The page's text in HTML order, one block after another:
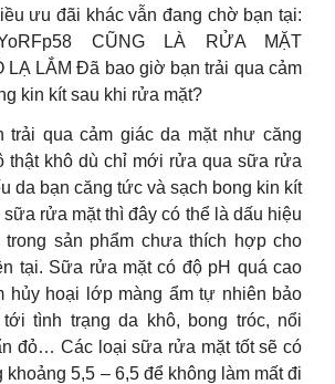
ưu đãi khác vẫn đang chờ bạn tại:
CŨNG LÀ RỬA MẶT
LẠ LẮM Đã bao giờ bạn trải qua cảm
kin kít sau khi rửa mặt?
qua cảm giác da mặt như căng
thật khô dù chỉ mới rửa qua sữa rửa
da bạn căng tức và sạch bong kin kít
rửa mặt thì đây có thể là dấu hiệu
sản phẩm chưa thích hợp cho
tại. Sữa rửa mặt có độ pH quá cao
hủy hoại lớp màng ẩm tự nhiên bảo
tình trạng da khô, bong tróc, nổi
đỏ… Các loại sữa rửa mặt tốt sẽ có
khoảng 5,5 – 6,5 để không làm mất đi